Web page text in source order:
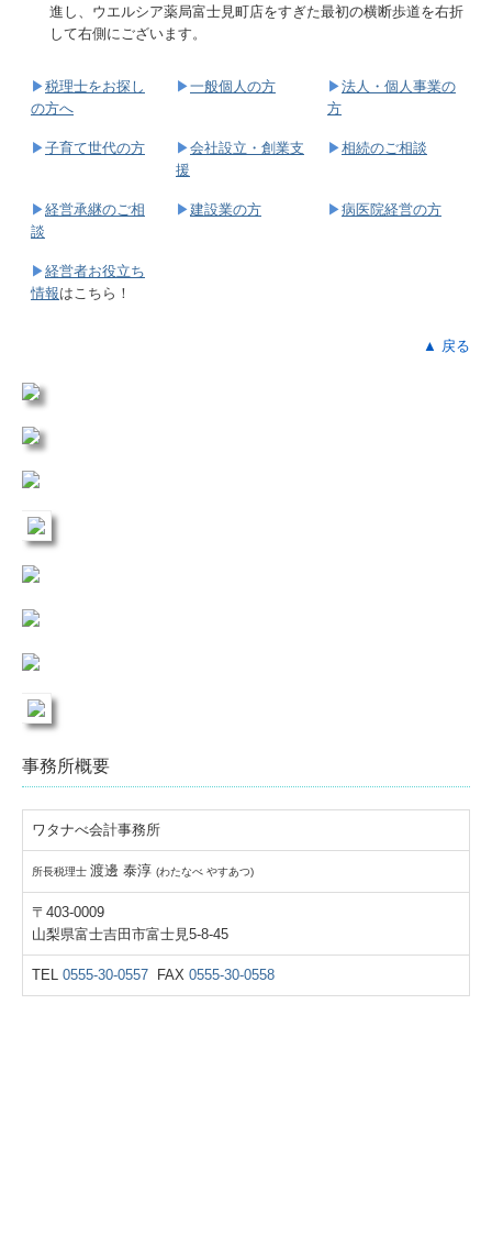
病医院経営の方
電帳法・インボイス最新情報
国の共済制度活用コーナー
料金について
マイナンバー制度への対応
進し、ウエルシア薬局富士見町店をすぎた最初の横断歩道を右折
して右側にございます。
▶税理士をお探し
の方へ
▶一般個人の方 ▶法人・個人事業の
方
▶子育て世代の方 ▶会社設立・創業支
援
▶相続のご相談
▶経営承継のご相
談
▶建設業の方 ▶病医院経営の方
▶経営者お役立ち
情報はこちら！
▲ 戻る
事務所概要
ワタナべ会計事務所
所長税理士 渡邊 泰淳 (わたなべ やすあつ)
〒403-0009
山梨県富士吉田市富士見5-8-45
TEL 0555-30-0557 FAX 0555-30-0558